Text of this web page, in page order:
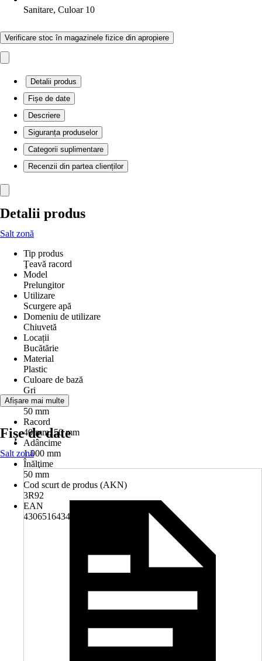
Sanitare, Culoar 10
Verificare stoc în magazinele fizice din apropiere
Detalii produs
Fișe de date
Descriere
Siguranța produselor
Categorii suplimentare
Recenzii din partea clienților
Detalii produs
Salt zonă
Tip produs
Ţeavă racord
Model
Prelungitor
Utilizare
Scurgere apă
Domeniu de utilizare
Chiuvetă
Locații
Bucătărie
Material
Plastic
Culoare de bază
Gri
Diametru
50 mm
Racord
40 mm, 50 mm
Adâncime
1.000 mm
Înălţime
50 mm
Cod scurt de produs (AKN)
3R92
EAN
4306516434954
Afișare mai multe
Fișe de date
Salt zonă